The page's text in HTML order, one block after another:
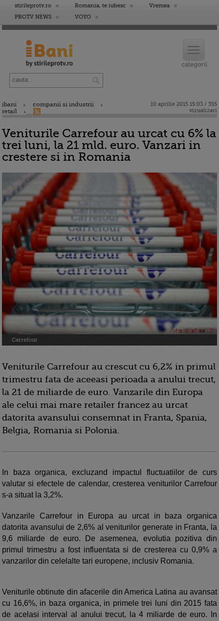
stirileprotv.ro Romania, te iubesc
Vremea
PROTV NEWS
VOYO
ibani
companii si industrii
retail
10 aprilie 2015 15:03 / 355
vizualizari
Veniturile Carrefour au urcat cu 6% la
trei luni, la 21 mld. euro. Vanzari in
crestere si in Romania
Carrefour
Veniturile Carrefour au crescut cu 6,2% in primul
trimestru fata de aceeasi perioada a anului trecut,
la 21 de miliarde de euro. Vanzarile din Europa
ale celui mai mare retailer francez au urcat
datorita avansului consemnat in Franta, Spania,
Belgia, Romania si Polonia.
In baza organica, excluzand impactul fluctuatiilor de curs
valutar si efectele de calendar, cresterea veniturilor Carrefour
s-a situat la 3,2%.
Vanzarile Carrefour in Europa au urcat in baza organica
datorita avansului de 2,6% al veniturilor generate in Franta, la
9,6 miliarde de euro. De asemenea, evolutia pozitiva din
primul trimestru a fost influentata si de cresterea cu 0,9% a
vanzarilor din celelalte tari europene, inclusiv Romania.
Veniturile obtinute din afacerile din America Latina au avansat
cu 16,6%, in baza organica, in primele trei luni din 2015 fata
de acelasi interval al anului trecut, la 4 miliarde de euro. In